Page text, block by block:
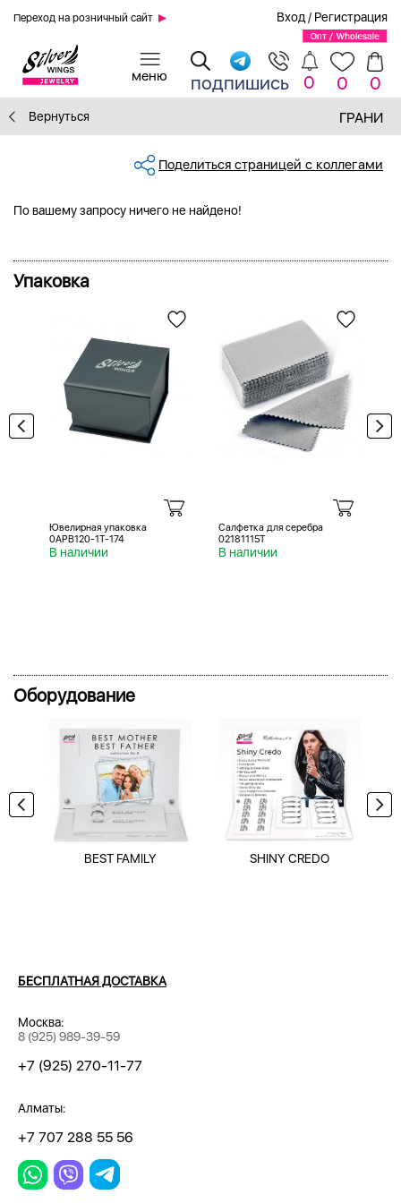
Переход на розничный сайт Вход / Регистрация
подпишись 0 0 0
Вернуться ГРАНИ
Поделиться страницей с коллегами
По вашему запросу ничего не найдено!
Упаковка
Ювелирная упаковка
0APB120-1T-174
В наличии
Салфетка для серебра
02181115T
В наличии
Оборудование
BEST FAMILY SHINY CREDO
БЕСПЛАТНАЯ ДОСТАВКА
Москва:
8 (925) 989-39-59
+7 (925) 270-11-77
Алматы:
+7 707 288 55 56